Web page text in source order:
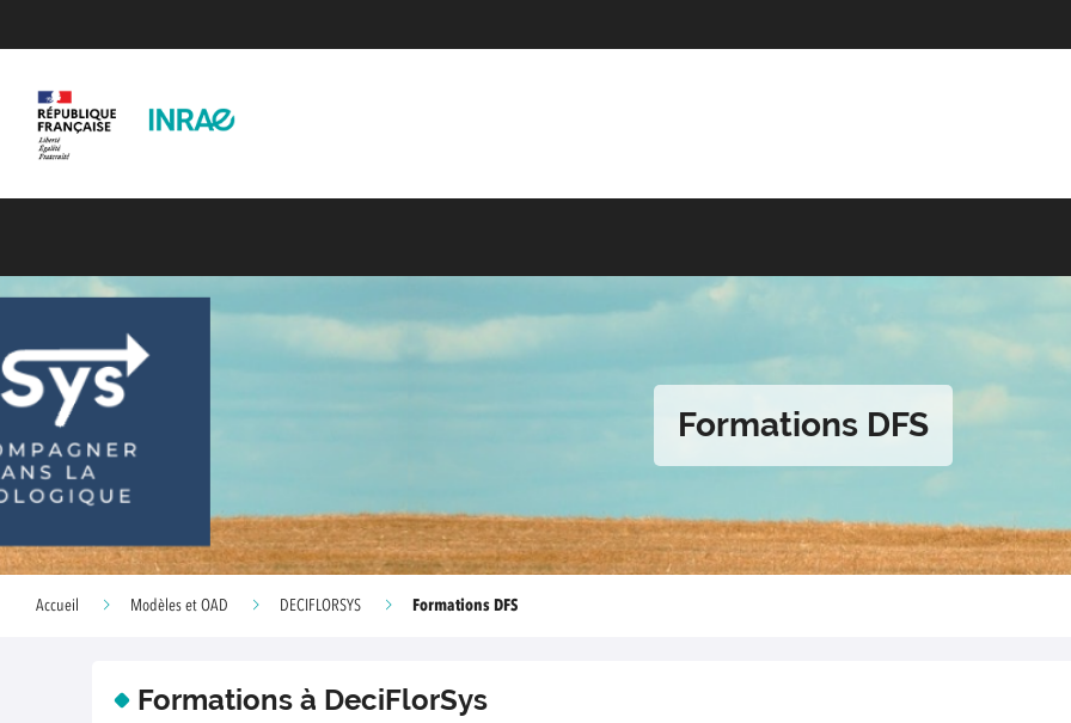
Formations DFS
Accueil Modèles et OAD DECIFLORSYS Formations DFS
Formations à DeciFlorSys